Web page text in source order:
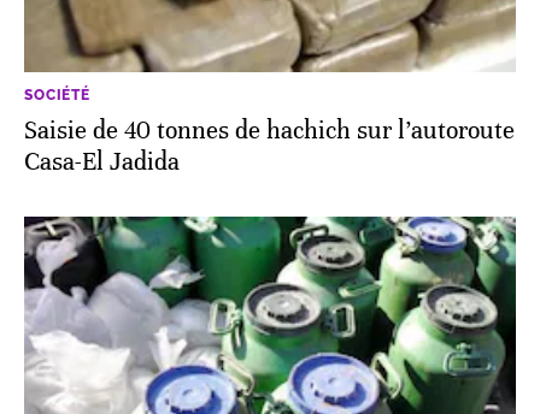
SOCIÉTÉ
Saisie de 40 tonnes de hachich sur l’autoroute
Casa-El Jadida